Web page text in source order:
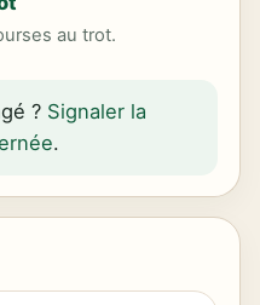
au trot.
? Signaler la
.